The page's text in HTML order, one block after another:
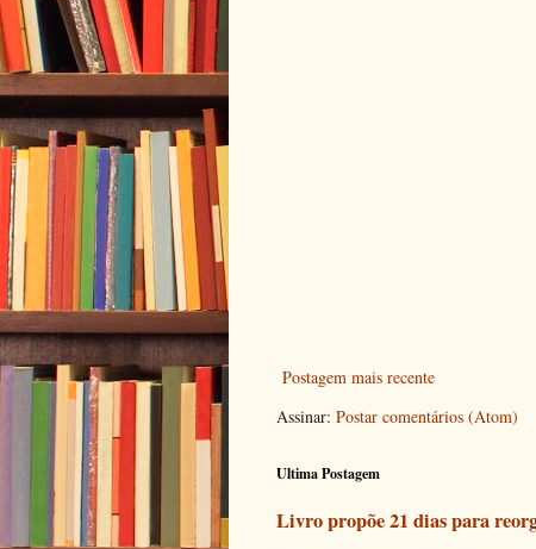
Postagem mais recente
Assinar: Postar comentários (Atom)
Ultima Postagem
Livro propõe 21 dias para